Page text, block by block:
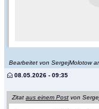
Bearbeitet von SergejMolotow
08.05.2026 - 09:35
Zitat aus einem Post von